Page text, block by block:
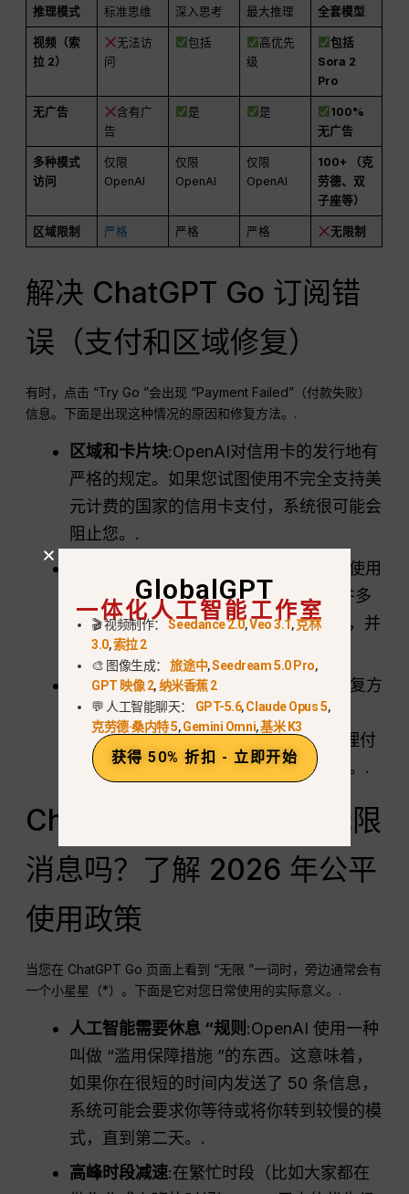
推理模式 标准思维 深入思考 最大推理 全套模型
视频（索
拉 2）
无法访
问
包括
高优先
级
包括
Sora 2
Pro
无广告
含有广
告
是 是
100%
无广告
多种模式
访问
仅限
OpenAI
仅限
OpenAI
仅限
OpenAI
100+ （克
劳德、双
子座等）
区域限制 严格 严格 严格 无限制
解决 ChatGPT Go 订阅错
误（支付和区域修复）
有时，点击 “Try Go ”会出现 “Payment Failed”（付款失败）
信息。下面是出现这种情况的原因和修复方法。.
区域和卡片块:OpenAI对信用卡的发行地有
严格的规定。如果您试图使用不完全支持美
元计费的国家的信用卡支付，系统很可能会
阻止您。.
:使用
VPN 更改您的位置有时会有帮助，但许多
支付系统（如 Stripe）会检测到这一点，并
将您的账户标记为 “滥用保障措施”。.
卡片被拒 “修复方案:通常，最简单的修复方
法是使用移动应用程序(iOS或
Android），因为苹果和谷歌在本地处理付
款，绕过了官方网站上严格的地区检查。.
ChatGPT Go 真的提供无限
消息吗？了解 2026 年公平
使用政策
当您在 ChatGPT Go 页面上看到 “无限 ”一词时，旁边通常会有
一个小星星（*）。下面是它对您日常使用的实际意义。.
人工智能需要休息 “规则:OpenAI 使用一种
叫做 “滥用保障措施 ”的东西。这意味着，
如果你在很短的时间内发送了 50 条信息，
系统可能会要求你等待或将你转到较慢的模
式，直到第二天。.
高峰时段减速:在繁忙时段（比如大家都在
GlobalGPT
一体化人工智能工作室
🎬 视频制作：Seedance 2.0,Veo 3.1,克林
3.0,索拉 2
🎨 图像生成：旅途中,Seedream 5.0 Pro,
GPT 映像 2,纳米香蕉 2
💬 人工智能聊天： GPT-5.6,Claude Opus 5,
克劳德·桑内特 5,Gemini Omni,基米 K3
获得 50% 折扣 - 立即开始